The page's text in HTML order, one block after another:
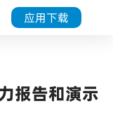
应用下载
报告和演示